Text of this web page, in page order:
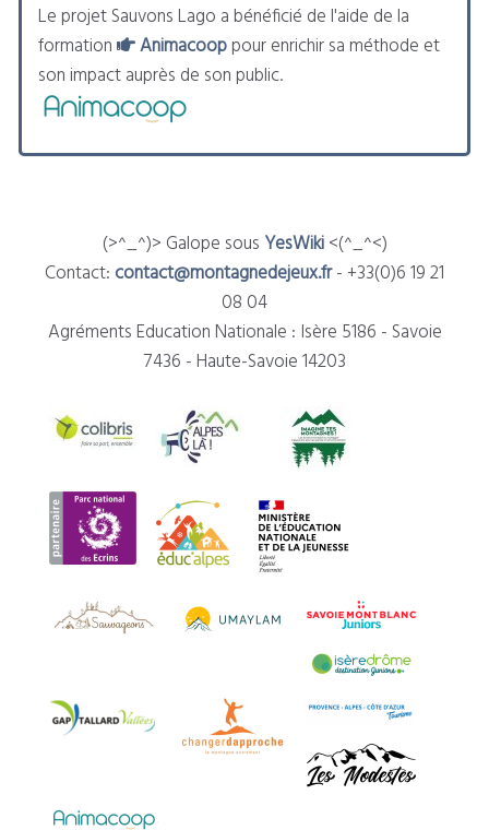
Le projet Sauvons Lago a bénéficié de l'aide de la
formation
Animacooppour enrichir sa méthode et
son impact auprès de son public.
(>^_^)> Galope sous YesWiki<(^_^<)
Contact: contact@montagnedejeux.fr- +33(0)6 19 21
08 04
Agréments Education Nationale : Isère 5186 - Savoie
7436 - Haute-Savoie 14203